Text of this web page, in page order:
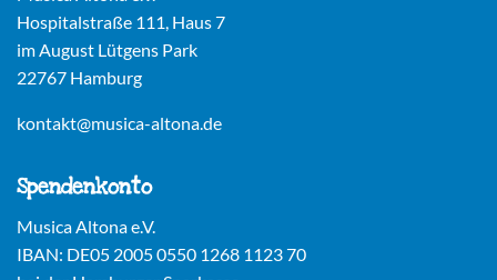
Hospitalstraße 111, Haus 7
im August Lütgens Park
22767 Hamburg
kontakt@musica-altona.de
Spendenkonto
Musica Altona e.V.
IBAN: DE05 2005 0550 1268 1123 70